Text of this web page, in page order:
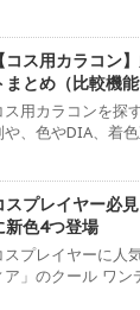
【コス用カラコン
まとめ（比較機
ス用カラコンを探
や、色やDIA、着
スプレイヤー必
新色4つ登場
スプレイヤーに人
ア」のクール ワン